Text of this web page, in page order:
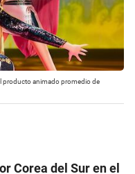
producto animado promedio de
Corea del Sur en el